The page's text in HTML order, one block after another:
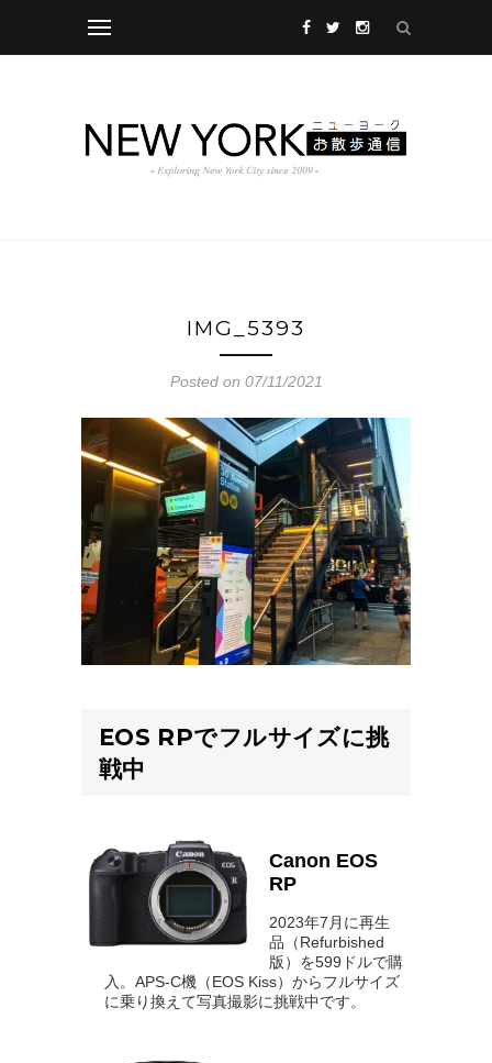
IMG_5393
Posted on 07/11/2021
EOS RPでフルサイズに挑
戦中
Canon EOS
RP
2023年7月に再生
品（Refurbished
版）を599ドルで購
入。APS-C機（EOS Kiss）からフルサイズ
に乗り換えて写真撮影に挑戦中です。